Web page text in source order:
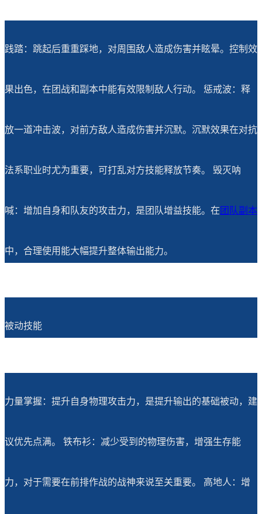
践踏：跳起后重重踩地，对周围敌人造成伤害并眩晕。控制效
果出色，在团战和副本中能有效限制敌人行动。 惩戒波：释
放一道冲击波，对前方敌人造成伤害并沉默。沉默效果在对抗
法系职业时尤为重要，可打乱对方技能释放节奏。 毁灭呐
喊：增加自身和队友的攻击力，是团队增益技能。在 团队副本
中，合理使用能大幅提升整体输出能力。
被动技能
力量掌握：提升自身物理攻击力，是提升输出的基础被动，建
议优先点满。 铁布衫：减少受到的物理伤害，增强生存能
力，对于需要在前排作战的战神来说至关重要。 高地人：增